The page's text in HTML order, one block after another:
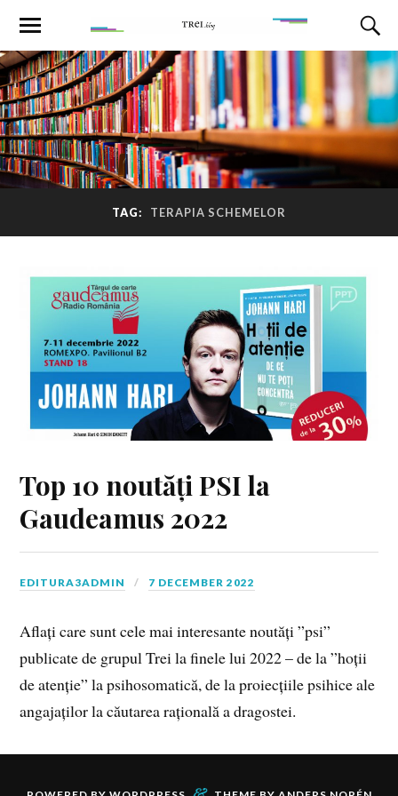
TAG: TERAPIA SCHEMELOR
Top 10 noutăți PSI la
Gaudeamus 2022
EDITURA3ADMIN 7 DECEMBER 2022
Aflați care sunt cele mai interesante noutăți ”psi”
publicate de grupul Trei la finele lui 2022 – de la ”hoții
de atenție” la psihosomatică, de la proiecțiile psihice ale
angajaților la căutarea rațională a dragostei.